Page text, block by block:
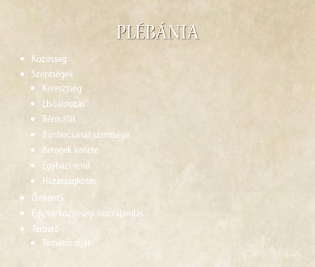
Plébánia
Közösség
Szentségek
Keresztség
Elsőáldozás
Bérmálás
Bűnbocsánat szentsége
Betegek kenete
Egyházi rend
Házasságkötés
ÖnkéntS
Egyházközösségi hozzájárulás
Temető
Temetői díjak